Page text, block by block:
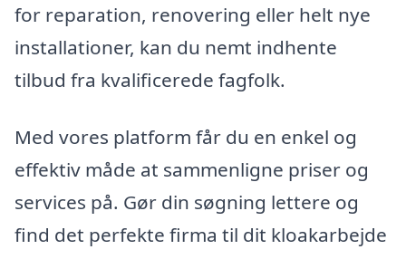
for reparation, renovering eller helt nye
installationer, kan du nemt indhente
tilbud fra kvalificerede fagfolk.
Med vores platform får du en enkel og
effektiv måde at sammenligne priser og
services på. Gør din søgning lettere og
find det perfekte firma til dit kloakarbejde